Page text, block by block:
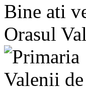
Bine ati
Orasul